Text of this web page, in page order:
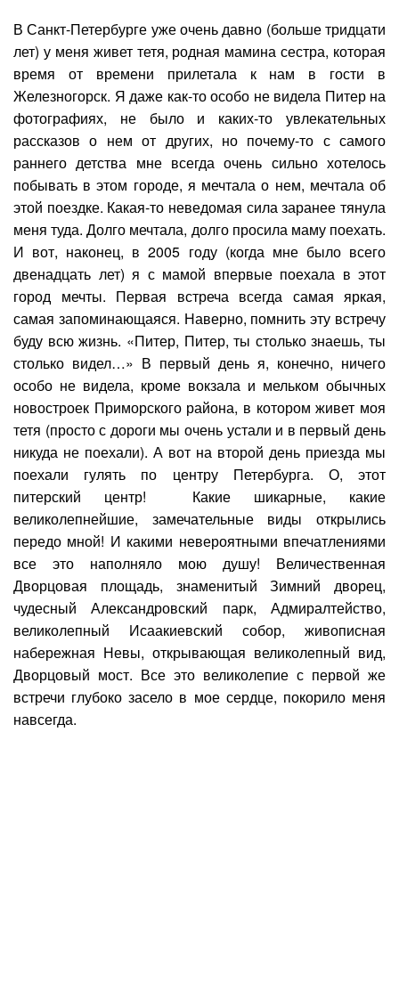
В Санкт-Петербурге уже очень давно (больше тридцати
лет) у меня живет тетя, родная мамина сестра, которая
время от времени прилетала к нам в гости в
Железногорск. Я даже как-то особо не видела Питер на
фотографиях, не было и каких-то увлекательных
рассказов о нем от других, но почему-то с самого
раннего детства мне всегда очень сильно хотелось
побывать в этом городе, я мечтала о нем, мечтала об
этой поездке. Какая-то неведомая сила заранее тянула
меня туда. Долго мечтала, долго просила маму поехать.
И вот, наконец, в 2005 году (когда мне было всего
двенадцать лет) я с мамой впервые поехала в этот
город мечты. Первая встреча всегда самая яркая,
самая запоминающаяся. Наверно, помнить эту встречу
буду всю жизнь. «Питер, Питер, ты столько знаешь, ты
столько видел…» В первый день я, конечно, ничего
особо не видела, кроме вокзала и мельком обычных
новостроек Приморского района, в котором живет моя
тетя (просто с дороги мы очень устали и в первый день
никуда не поехали). А вот на второй день приезда мы
поехали гулять по центру Петербурга. О, этот
питерский центр! Какие шикарные, какие
великолепнейшие, замечательные виды открылись
передо мной! И какими невероятными впечатлениями
все это наполняло мою душу! Величественная
Дворцовая площадь, знаменитый Зимний дворец,
чудесный Александровский парк, Адмиралтейство,
великолепный Исаакиевский собор, живописная
набережная Невы, открывающая великолепный вид,
Дворцовый мост. Все это великолепие с первой же
встречи глубоко засело в мое сердце, покорило меня
навсегда.